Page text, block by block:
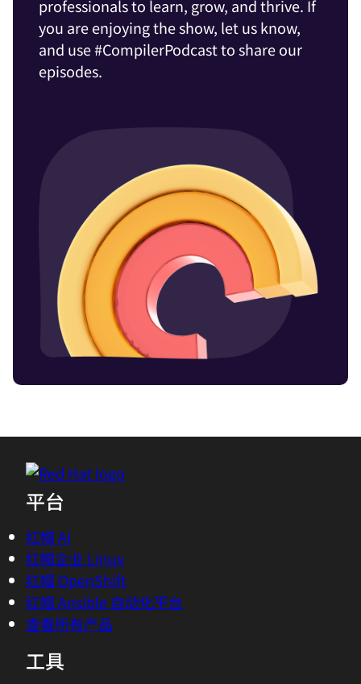
professionals to learn, grow, and thrive. If
you are enjoying the show, let us know,
and use #CompilerPodcast to share our
episodes.
平台
红帽 AI
红帽企业 Linux
红帽 OpenShift
红帽 Ansible 自动化平台
查看所有产品
工具